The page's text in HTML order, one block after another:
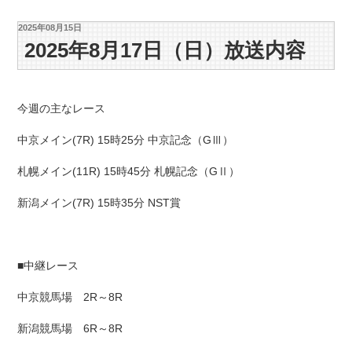
2025年08月15日
2025年8月17日（日）放送内容
今週の主なレース
中京メイン(7R) 15時25分 中京記念（GⅢ）
札幌メイン(11R) 15時45分 札幌記念（GⅡ）
新潟メイン(7R) 15時35分 NST賞
■中継レース
中京競馬場 2R～8R
新潟競馬場 6R～8R